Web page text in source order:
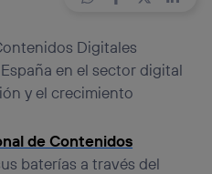
Digitales
en el sector digital
y el crecimiento
de Contenidos
baterías a través del